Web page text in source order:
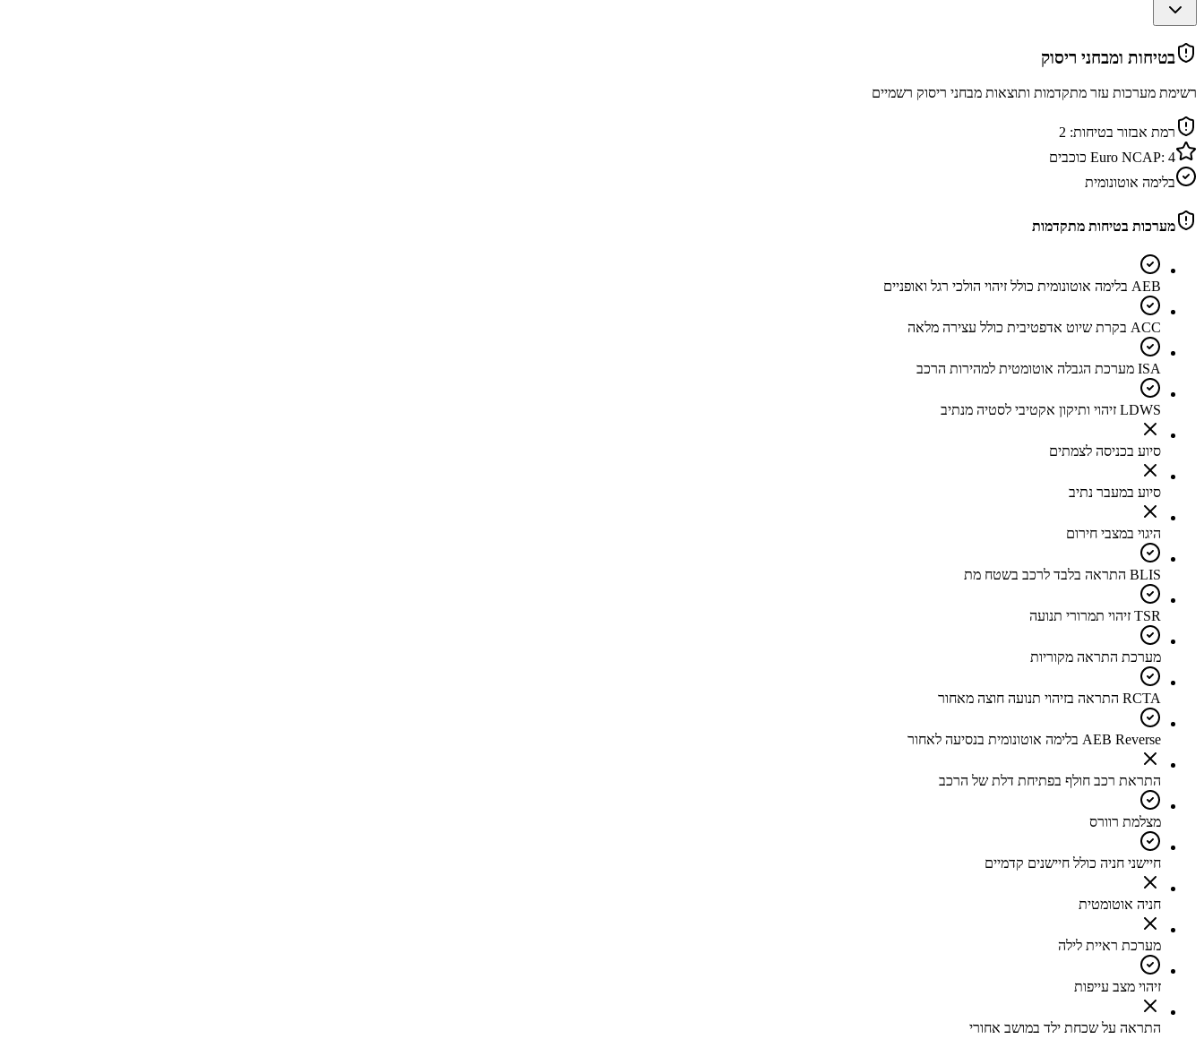
בטיחות ומבחני ריסוק
רשימת מערכות עזר מתקדמות ותוצאות מבחני ריסוק רשמיים
רמת אבזור בטיחות: 2
Euro NCAP: 4
כוכבים
בלימה אוטונומית
מערכות בטיחות מתקדמות
AEB בלימה אוטונומית כולל זיהוי הולכי רגל ואופניים
ACC בקרת שיוט אדפטיבית כולל עצירה מלאה
ISA מערכת הגבלה אוטומטית למהירות הרכב
LDWS זיהוי ותיקון אקטיבי לסטיה מנתיב
סיוע בכניסה לצמתים
סיוע במעבר נתיב
היגוי במצבי חירום
BLIS התראה בלבד לרכב בשטח מת
TSR זיהוי תמרורי תנועה
מערכת התראה מקוריות
RCTA התראה בזיהוי תנועה חוצה מאחור
AEB Reverse בלימה אוטונומית בנסיעה לאחור
התראת רכב חולף בפתיחת דלת של הרכב
מצלמת רוורס
חיישני חניה כולל חיישנים קדמיים
חניה אוטומטית
מערכת ראיית לילה
זיהוי מצב עייפות
התראה על שכחת ילד במושב אחורי